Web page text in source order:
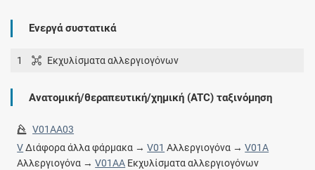
Ενεργά συστατικά
1 Εκχυλίσματα αλλεργιογόνων
Ανατομική/θεραπευτική/χημική (ATC) ταξινόμηση
V01AA03
VΔιάφορα άλλα φάρμακα →V01 Αλλεργιογόνα →V01A
Αλλεργιογόνα →V01AA Εκχυλίσματα αλλεργιογόνων